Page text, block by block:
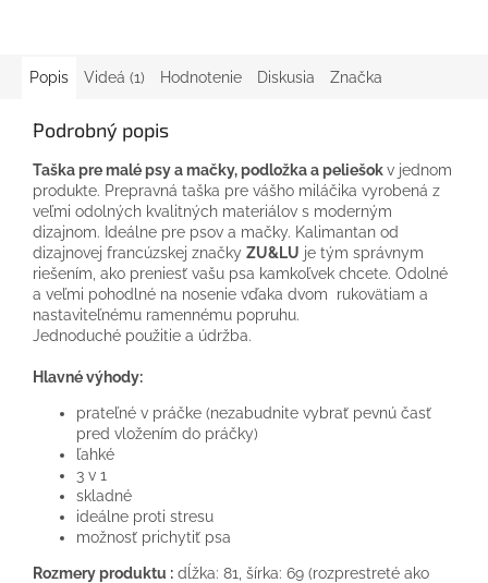
Popis Videá (1) Hodnotenie Diskusia Značka
Podrobný popis
Taška pre malé psy a mačky, podložka a peliešokv jednom
produkte. Prepravná taška pre vášho miláčika vyrobená z
veľmi odolných kvalitných materiálov s moderným
dizajnom. Ideálne pre psov a mačky. Kalimantan od
dizajnovej francúzskej značky ZU&LU je tým správnym
riešením, ako preniesť vašu psa kamkoľvek chcete. Odolné
a veľmi pohodlné na nosenie vďaka dvom rukovätiam a
nastaviteľnému ramennému popruhu.
Jednoduché použitie a údržba.
Hlavné výhody:
prateľné v práčke (nezabudnite vybrať pevnú časť
pred vložením do práčky)
ľahké
3 v 1
skladné
ideálne proti stresu
možnosť prichytiť psa
Rozmery produktu : dĺžka: 81, šírka: 69 (rozprestreté ako